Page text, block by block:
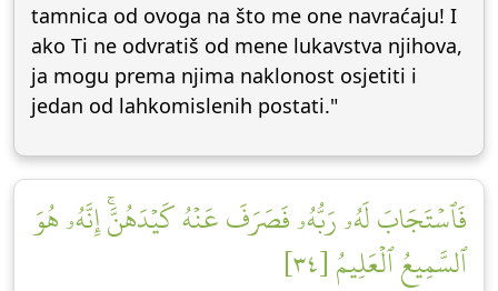
tamnica od ovoga na što me one navraćaju! I
ako Ti ne odvratiš od mene lukavstva njihova,
ja mogu prema njima naklonost osjetiti i
jedan od lahkomislenih postati."
فَٱسۡتَجَابَ لَهُۥ رَبُّهُۥ فَصَرَفَ عَنۡهُ كَيۡدَهُنَّۚ إِنَّهُۥ هُوَ
ٱلسَّمِيعُ ٱلۡعَلِيمُ [٣٤]